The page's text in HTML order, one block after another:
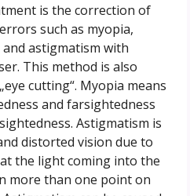
is the correction of
such as myopia,
astigmatism with
This method is also
cutting“. Myopia means
and farsightedness
Astigmatism is
distorted vision due to
the light coming into the
more than one point on